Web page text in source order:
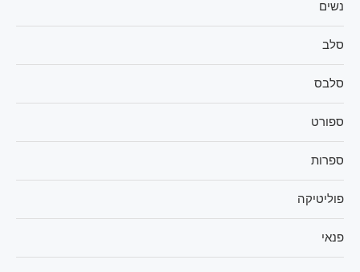
נשים
סלב
סלבס
ספורט
ספרות
פוליטיקה
פנאי